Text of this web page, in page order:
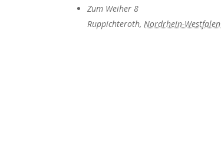
Zum Weiher 8
Ruppichteroth, Nordrhein-Westfalen